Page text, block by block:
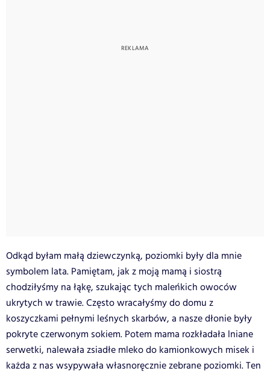
Odkąd byłam małą dziewczynką, poziomki były dla mnie
symbolem lata. Pamiętam, jak z moją mamą i siostrą
chodziłyśmy na łąkę, szukając tych maleńkich owoców
ukrytych w trawie. Często wracałyśmy do domu z
koszyczkami pełnymi leśnych skarbów, a nasze dłonie były
pokryte czerwonym sokiem. Potem mama rozkładała lniane
serwetki, nalewała zsiadłe mleko do kamionkowych misek i
każda z nas wsypywała własnoręcznie zebrane poziomki. Ten